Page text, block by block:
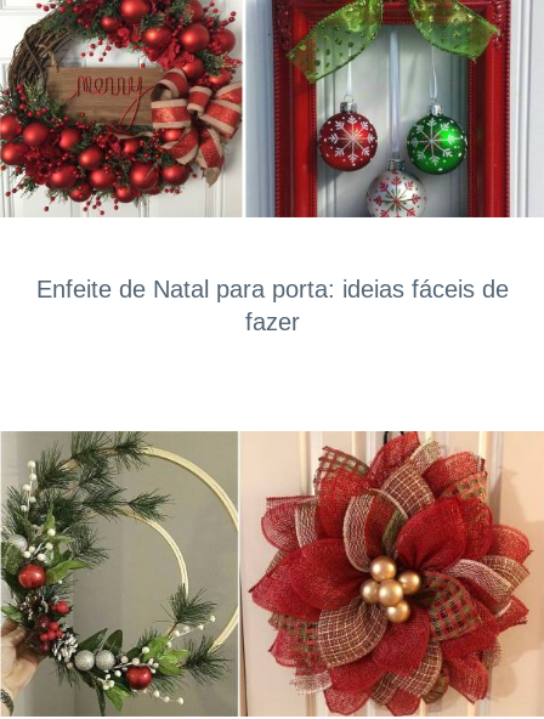
Enfeite de Natal para porta: ideias fáceis de
fazer